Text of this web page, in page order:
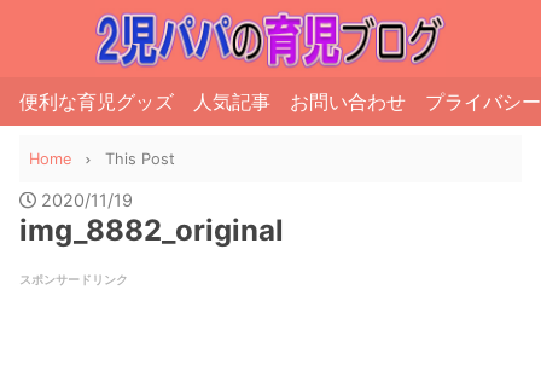
便利な育児グッズ 人気記事 お問い合わせ プライバシ
Home This Post
2020/11/19
img_8882_original
スポンサードリンク